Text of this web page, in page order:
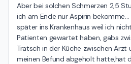
Aber bei solchen Schmerzen 2,5
ich am Ende nur Aspirin
später ins Krankenhaus weil ich
Patienten gewartet haben, gabs
Tratsch in der Küche zwischen Arzt
meinen Befund abgeholt hatte,hat